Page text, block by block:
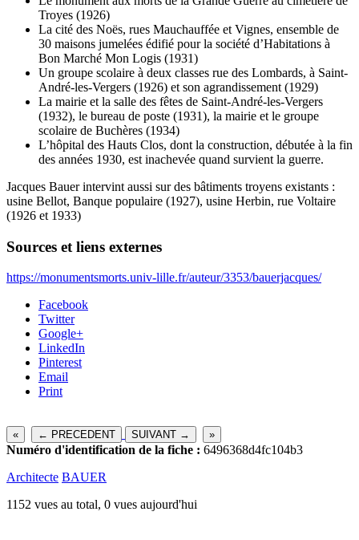
Troyes (1926)
La cité des Noës, rues Mauchauffée et Vignes, ensemble de
30 maisons jumelées édifié pour la société d’Habitations à
Bon Marché Mon Logis (1931)
Un groupe scolaire à deux classes rue des Lombards, à Saint-
André-les-Vergers (1926) et son agrandissement (1929)
La mairie et la salle des fêtes de Saint-André-les-Vergers
(1932), le bureau de poste (1931), la mairie et le groupe
scolaire de Buchères (1934)
L’hôpital des Hauts Clos, dont la construction, débutée à la fin
des années 1930, est inachevée quand survient la guerre.
Jacques Bauer intervint aussi sur des bâtiments troyens existants :
usine Bellot, Banque populaire (1927), usine Herbin, rue Voltaire
(1926 et 1933)
Sources et liens externes
https://monumentsmorts.univ-lille.fr/auteur/3353/bauerjacques/
Facebook
Twitter
Google+
LinkedIn
Pinterest
Email
Print
« ← PRECEDENT SUIVANT → »
Numéro d'identification de la fiche : 6496368d4fc104b3
Architecte BAUER
1152 vues au total, 0 vues aujourd'hui